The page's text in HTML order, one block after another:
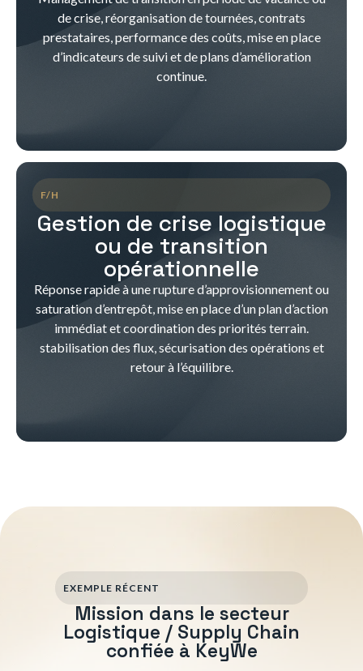
de crise, réorganisation de tournées, contrats
prestataires, performance des coûts, mise en place
d’indicateurs de suivi et de plans d’amélioration
continue.
F/H
Gestion de crise logistique
ou de transition
opérationnelle
Réponse rapide à une rupture d’approvisionnement ou
saturation d’entrepôt, mise en place d’un plan d’action
immédiat et coordination des priorités terrain.
stabilisation des flux, sécurisation des opérations et
retour à l’équilibre.
EXEMPLE RÉCENT
Mission dans le secteur
Logistique / Supply Chain
confiée à KeyWe